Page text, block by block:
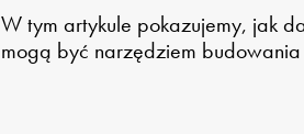
W tym artykule pokazujemy, jak
mogą być narzędziem